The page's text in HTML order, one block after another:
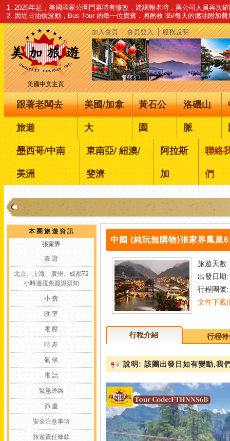
美國中文主頁
加入會員 會員登入 服務說明
跟著老闆去
旅遊
美國/加拿
大
黃石公
園
洛磯山
脈
墨西哥/中南
美洲
東南亞/ 紐澳/
斐濟
阿拉斯
加
聯絡
們
本 團 旅 遊 資 訊
張家界
簽 證
北京、上海、廣州、成都72
小時過境免簽證須知
小 費
匯 率
電 壓
時 差
氣 候
電 話
緊急連絡
節 慶
安全注意事項
旅遊責任條款
中國 (純玩無購物)張家界鳳凰
旅遊天數
出發日期
行程團號
文件下載
行程介紹 行程
說明: 該團出發日如有變動,我
1. 2026年起，美國國家公園門票時有修改，建議報名時，與公司人員再次
2. 因近日油價波動，Bus Tour 的每一位貴賓，將酌收 $5/每天的燃油附加